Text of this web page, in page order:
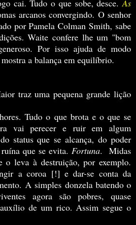
cai. Tudo o que sobe, desce. As
arcanos convergindo. O senhor
por Pamela Colman Smith, sabe
Waite confere lhe um "bom
Por isso ajuda de modo
a balança em equilíbrio.
traz uma pequena grande lição
Tudo o que brota e o que se
vai perecer e ruir em algum
status que se alcança, do poder
que se evita. Fortuna. Midas
leva à destruição, por exemplo.
a coroa [!] e dar-se conta da
A simples donzela batendo o
agora são pobres, quase
de um rico. Assim segue o